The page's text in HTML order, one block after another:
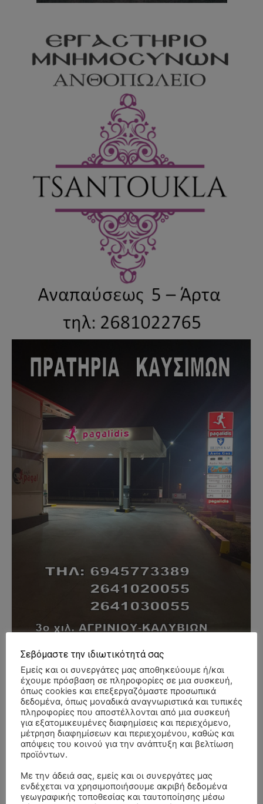
- Advertisment -
Σεβόμαστε την ιδιωτικότητά σας
Εμείς και οι συνεργάτες μας αποθηκεύουμε ή/και
έχουμε πρόσβαση σε πληροφορίες σε μια συσκευή,
όπως cookies και επεξεργαζόμαστε προσωπικά
δεδομένα, όπως μοναδικά αναγνωριστικά και τυπικές
πληροφορίες που αποστέλλονται από μια συσκευή
για εξατομικευμένες διαφημίσεις και περιεχόμενο,
μέτρηση διαφημίσεων και περιεχομένου, καθώς και
απόψεις του κοινού για την ανάπτυξη και βελτίωση
προϊόντων.
Με την άδειά σας, εμείς και οι συνεργάτες μας
ενδέχεται να χρησιμοποιήσουμε ακριβή δεδομένα
γεωγραφικής τοποθεσίας και ταυτοποίησης μέσω